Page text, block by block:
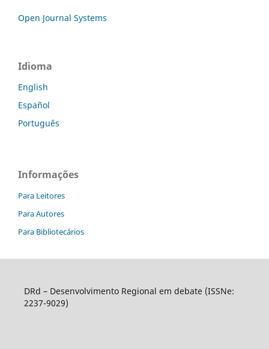
Open Journal Systems
Idioma
English
Español
Português
Informações
Para Leitores
Para Autores
Para Bibliotecários
DRd – Desenvolvimento Regional em debate (ISSNe:
2237-9029)